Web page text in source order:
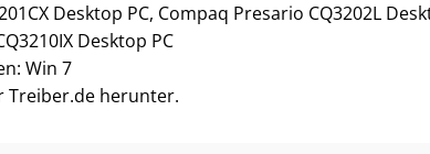
Desktop PC, Compaq Presario CQ3202L
Desktop PC
Win 7
Treiber.de herunter.